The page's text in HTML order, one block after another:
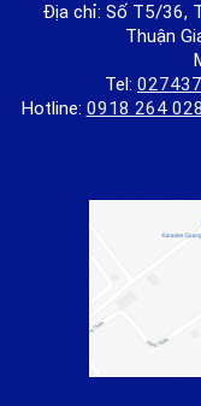
Địa chỉ: Số T5/36,
Thuận
Tel:
Hotline: 0918 264 028